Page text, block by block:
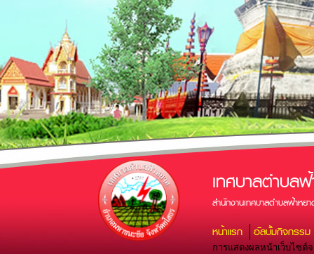
เทศบาลตำบล
สำนักงานเทศบาลตำบลฟ้าห
หน้าแรก อัลบั้มกิจกรรม
การแสดงผลหน้าเว็บไซต์